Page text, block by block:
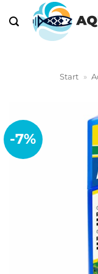
Inhalt
springen
Start »
-7%